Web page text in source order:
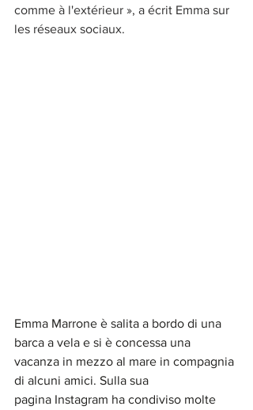
comme à l'extérieur », a écrit Emma sur
les réseaux sociaux.
Emma Marrone è salita a bordo di una
barca a vela e si è concessa una
vacanza in mezzo al mare in compagnia
di alcuni amici. Sulla sua
pagina Instagram ha condiviso molte